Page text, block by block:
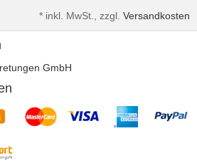
* inkl. MwSt., zzgl. Versandkosten